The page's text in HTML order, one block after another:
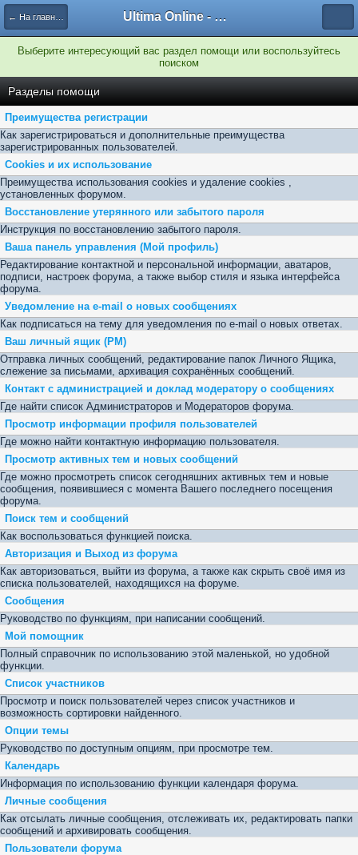
← На главную Ultima Online - Форум Русского сообщества игры
Выберите интересующий вас раздел помощи или воспользуйтесь
поиском
Разделы помощи
Преимущества регистрации
Как зарегистрироваться и дополнительные преимущества
зарегистрированных пользователей.
Cookies и их использование
Преимущества использования cookies и удаление cookies ,
установленных форумом.
Восстановление утерянного или забытого пароля
Инструкция по восстановлению забытого пароля.
Ваша панель управления (Мой профиль)
Редактирование контактной и персональной информации, аватаров,
подписи, настроек форума, а также выбор стиля и языка интерфейса
форума.
Уведомление на e-mail о новых сообщениях
Как подписаться на тему для уведомления по e-mail о новых ответах.
Ваш личный ящик (PM)
Отправка личных сообщений, редактирование папок Личного Ящика,
слежение за письмами, архивация сохранённых сообщений.
Контакт с администрацией и доклад модератору о сообщениях
Где найти список Администраторов и Модераторов форума.
Просмотр информации профиля пользователей
Где можно найти контактную информацию пользователя.
Просмотр активных тем и новых сообщений
Где можно просмотреть список сегодняшних активных тем и новые
сообщения, появившиеся с момента Вашего последнего посещения
форума.
Поиск тем и сообщений
Как воспользоваться функцией поиска.
Авторизация и Выход из форума
Как авторизоваться, выйти из форума, а также как скрыть своё имя из
списка пользователей, находящихся на форуме.
Сообщения
Руководство по функциям, при написании сообщений.
Мой помощник
Полный справочник по использованию этой маленькой, но удобной
функции.
Список участников
Просмотр и поиск пользователей через список участников и
возможность сортировки найденного.
Опции темы
Руководство по доступным опциям, при просмотре тем.
Календарь
Информация по использованию функции календаря форума.
Личные сообщения
Как отсылать личные сообщения, отслеживать их, редактировать папки
сообщений и архивировать сообщения.
Пользователи форума